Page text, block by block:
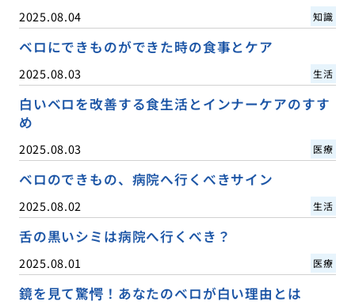
2025.08.04 知識
ベロにできものができた時の食事とケア
2025.08.03 生活
白いベロを改善する食生活とインナーケアのすす
め
2025.08.03 医療
ベロのできもの、病院へ行くべきサイン
2025.08.02 生活
舌の黒いシミは病院へ行くべき？
2025.08.01 医療
鏡を見て驚愕！あなたのベロが白い理由とは